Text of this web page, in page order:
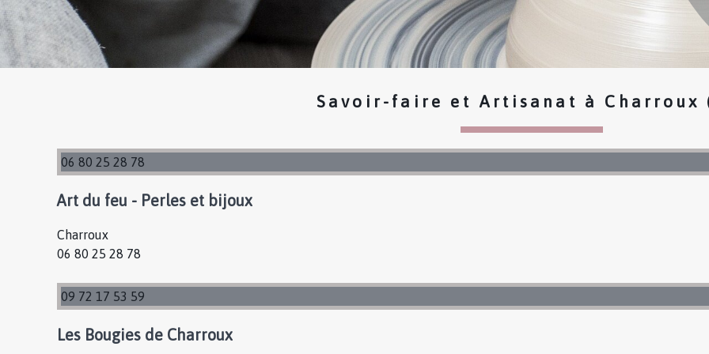
Savoir-faire et Artisanat à Charroux
06 80 25 28 78
Art du feu - Perles et bijoux
Charroux
06 80 25 28 78
09 72 17 53 59
Les Bougies de Charroux